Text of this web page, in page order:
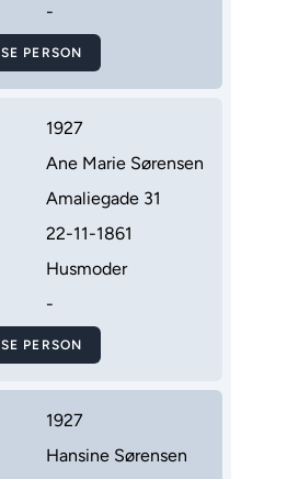
-
SE PERSON
1927
Ane Marie Sørensen
Amaliegade 31
22-11-1861
Husmoder
-
SE PERSON
1927
Hansine Sørensen